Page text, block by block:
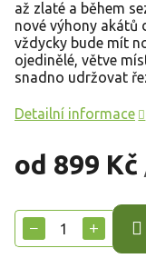
od 899 Kč
cena:
+
−
až zlaté a během
nové výhony akátů
vždycky bude mít
ojedinělé, větve
snadno udržovat
Detailní informace